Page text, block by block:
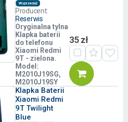
Wyprzedaż
Producent:
Reserwis
Oryginalna tylna
Klapka baterii
do telefonu
Xiaomi Redmi
9T - zielona.
Model:
M2010J19SG,
M2010J19SY
35 zł
Klapka Baterii
Xiaomi Redmi
9T Twilight
Blue